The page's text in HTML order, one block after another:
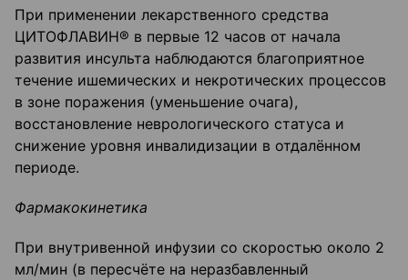
При применении лекарственного средства
ЦИТОФЛАВИН® в первые 12 часов от начала
развития инсульта наблюдаются благоприятное
течение ишемических и некротических процессов
в зоне поражения (уменьшение очага),
восстановление неврологического статуса и
снижение уровня инвалидизации в отдалённом
периоде.
Фармакокинетика
При внутривенной инфузии со скоростью около 2
мл/мин (в пересчёте на неразбавленный